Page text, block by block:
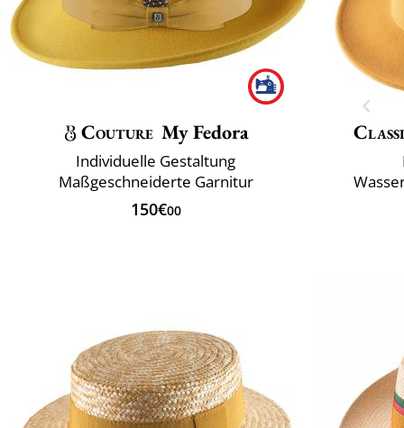
Couture My Fedora
Individuelle Gestaltung
Maßgeschneiderte Garnitur
150€00